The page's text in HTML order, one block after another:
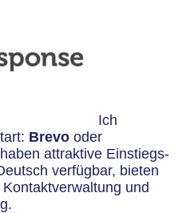
Ich
Brevo oder
attraktive Einstiegs-
verfügbar, bieten
und